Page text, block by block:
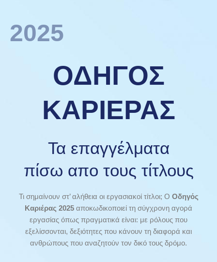
2025
ΟΔΗΓΟΣ
ΚΑΡΙΕΡΑΣ
Τα επαγγέλματα
πίσω απο τους τίτλους
Τι σημαίνουν στ’ αλήθεια οι εργασιακοί τίτλοι; Ο Οδηγός
Καριέρας 2025 αποκωδικοποιεί τη σύγχρονη αγορά
εργασίας όπως πραγματικά είναι: με ρόλους που
εξελίσσονται, δεξιότητες που κάνουν τη διαφορά και
ανθρώπους που αναζητούν τον δικό τους δρόμο.